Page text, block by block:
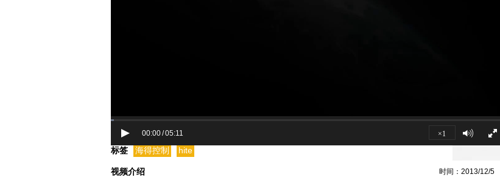
00:00/05:11 ×1
标签 海得控制 hite
视频介绍 时间：2013/12/5